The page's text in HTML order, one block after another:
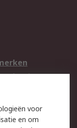
advies
voor
en om